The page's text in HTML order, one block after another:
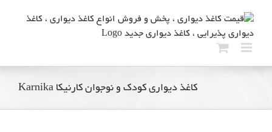
content
کاغذ دیواری کودک و نوجوان کارنیکا Karnika